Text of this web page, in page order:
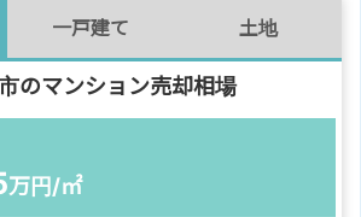
一戸建て 土地
のマンション売却相場
万円/㎡